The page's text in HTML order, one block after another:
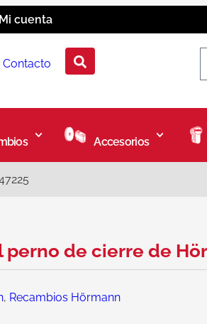
Mi cuenta
Contacto
Accesorios
perno de cierre de
, Recambios Hörmann